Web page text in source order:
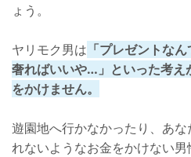
ょう。
ヤリモク男は 「プレゼントな
奢ればいいや…」といった考え
をかけません。
遊園地へ行かなかったり、あな
れないようなお金をかけない男